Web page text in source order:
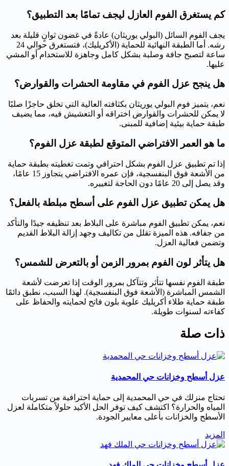
كم يستغرق الفوم العازل ليجف تمامًا بعد التطبيق؟
يجف الفوم السائل (البولي يوريثان) عادةً في غضون ثوانٍ قليلة بعد
رشه. أما الطبقة النهائية للحماية (الأكريليك)، فتستغرق حوالي 24
ساعة لتصبح جافة وصلبة بشكل كامل وجاهزة للاستخدام أو المشي
عليها.
هل ينجح عزل الفوم في مقاومة الحشرات والقوارض؟
نعم، يتميز فوم البولي يوريثان بكثافته العالية التي تخلق حاجزًا صلبًا
لا يمكن للحشرات والقوارض اختراقه أو التعشيش فيه، مما يضيف
طبقة حماية بيئية إضافية للمبنى.
ما هو العمر الافتراضي المتوقع لطبقة عزل الفوم؟
إذا تم تطبيق عزل الفوم بشكل احترافي وتمت تغطيته بطبقة حماية
من الأشعة فوق البنفسجية، فإن عمره الافتراضي يتجاوز 15 عامًا،
وقد يصل إلى 20 عامًا دون الحاجة لتغييره.
هل يمكن تطبيق عزل الفوم على أسطح مبلطة بالفعل؟
نعم، يمكن تطبيق الفوم مباشرة على البلاط بعد تنظيفه جيدًا والتأكد
من جفافه. هذه الميزة تقلل من تكاليف وجهد إزالة البلاط القديم
وتضمن فعالية العزل.
هل يتأثر لون الفوم بمرور الزمن أو بالتعرض للشمس؟
طبقة الفوم نفسها تتأثر وتتآكل بمرور الوقت إذا تعرضت لأشعة
الشمس المباشرة (الأشعة فوق البنفسجية). لهذا السبب، نطبق دائمًا
طبقة حماية طلاء أكريليك علوية بلون فاتح لحمايته والحفاظ على
كفاءته لسنوات طويلة.
ذات صلة
عزل أسطح وخزانات حي المحمدية
تحتاج منزلك في حي المحمدية إلى حماية احترافية من تسربات
المياه والحرارة؟ اكتشف كيف توفر الحل الأكيد حلولاً متكاملة لعزل
الأسطح والخزانات بأعلى معايير الجودة.
المزيد